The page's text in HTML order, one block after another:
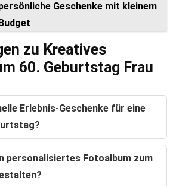
Geschenke mit kleinem
Budget
zu Kreatives
60. Geburtstag Frau
Erlebnis-Geschenke für eine
personalisiertes Fotoalbum zum